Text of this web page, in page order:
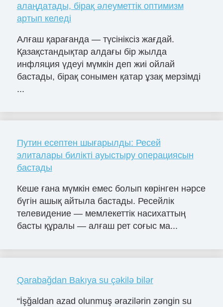
алаңдатады, бірақ әлеуметтік оптимизм
артып келеді
Алғаш қарағанда — түсініксіз жағдай.
Қазақстандықтар алдағы бір жылда
инфляция үдеуі мүмкін деп жиі ойлай
бастады, бірақ сонымен қатар ұзақ мерзімді
...
Путин есептен шығарылды: Ресей
элиталары билікті ауыстыру операциясын
бастады
Кеше ғана мүмкін емес болып көрінген нәрсе
бүгін ашық айтыла бастады. Ресейлік
телевидение — мемлекеттік насихаттың
басты құралы — алғаш рет соғыс ма...
Qarabağdan Bakıya su çəkilə bilər
“İşğaldan azad olunmuş ərazilərin zəngin su